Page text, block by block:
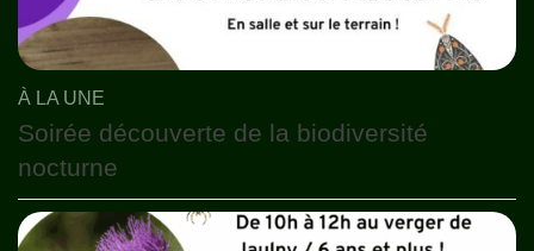
À LA UNE
Soirée découverte de la biodiversité
nocturne